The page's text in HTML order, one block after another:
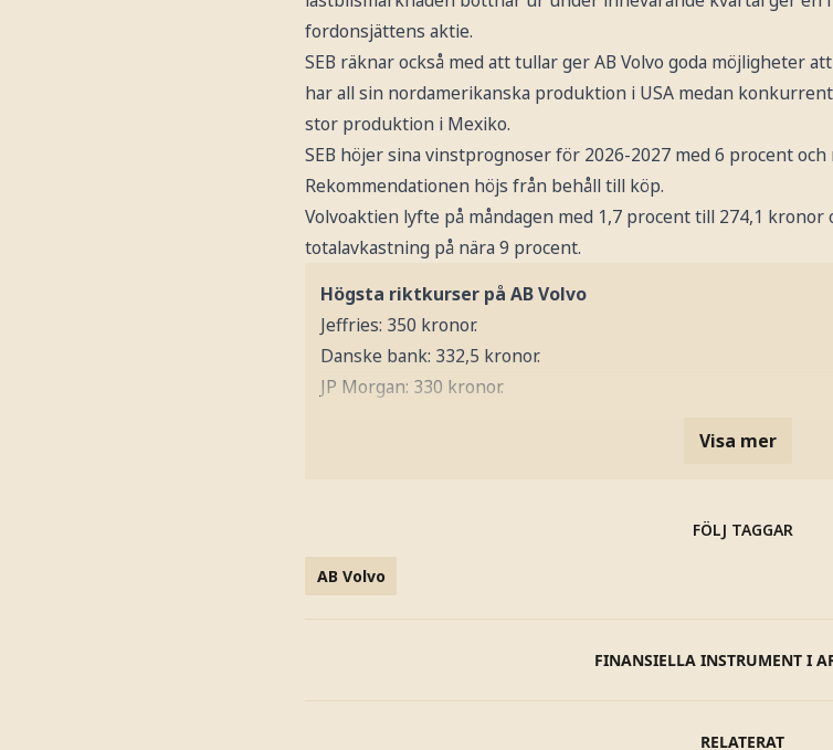
fordonsjättens aktie.
SEB räknar också med att tullar ger AB Volvo goda möjligheter
har all sin nordamerikanska produktion i USA medan
stor produktion i Mexiko.
SEB höjer sina vinstprognoser för 2026-2027 med 6 procent
Rekommendationen höjs från behåll till köp.
Volvoaktien lyfte på måndagen med 1,7 procent till 274,1
totalavkastning på nära 9 procent.
Högsta riktkurser på AB Volvo
Jeffries: 350 kronor.
Danske bank: 332,5 kronor.
JP Morgan: 330 kronor.
Visa mer
FÖLJ TAGGAR
AB Volvo
FINANSIELLA INSTRUMENT I
RELATERAT